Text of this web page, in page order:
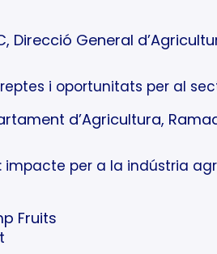
Direcció General
reptes i oportunitats per al
d’Agricultura,
impacte per a la indústria
Fruits